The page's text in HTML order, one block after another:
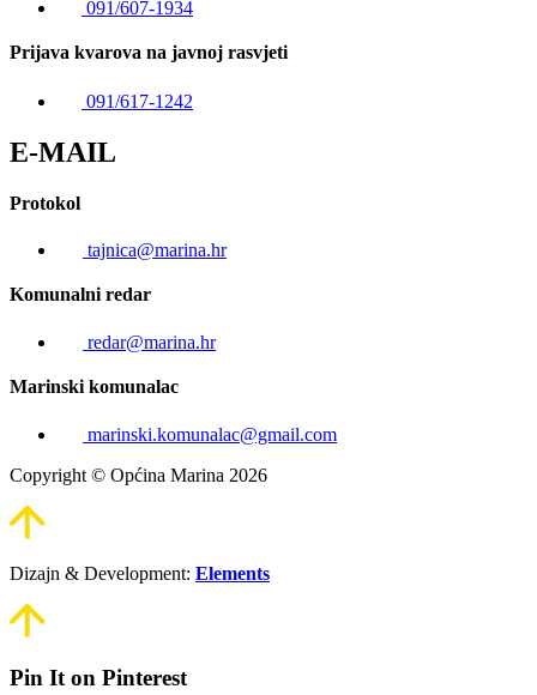
091/607-1934
Prijava kvarova na javnoj rasvjeti
091/617-1242
E-MAIL
Protokol
tajnica@marina.hr
Komunalni redar
redar@marina.hr
Marinski komunalac
marinski.komunalac@gmail.com
Copyright © Općina Marina 2026
Dizajn & Development: Elements
Pin It on Pinterest